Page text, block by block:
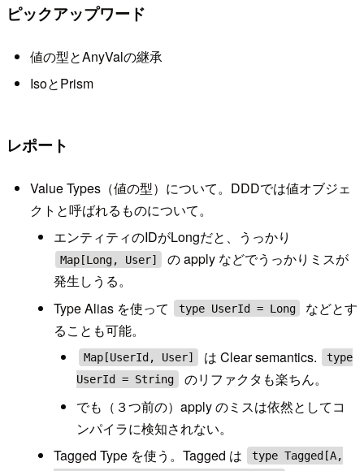
ピックアップワード
値の型とAnyValの継承
IsoとPrism
レポート
Value Types（値の型）について。DDDでは値オブジェ
クトと呼ばれるものについて。
エンティティのIDがLongだと、うっかり
Map[Long, User]
の apply などでうっかりミスが
発生しうる。
Type Alias を使って
type UserId = Long
などとす
ることも可能。
Map[UserId, User] は Clear semantics.
type
UserId = String
のリファクタも楽ちん。
でも（３つ前の）apply のミスは依然としてコ
ンパイラに検知されない。
Tagged Type を使う。Tagged は
type Tagged[A,